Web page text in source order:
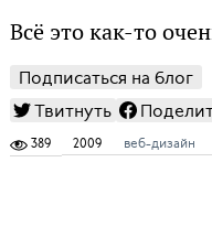
Всё это как-то
Подписаться на блог
Твитнуть
389 2009 веб-дизайн